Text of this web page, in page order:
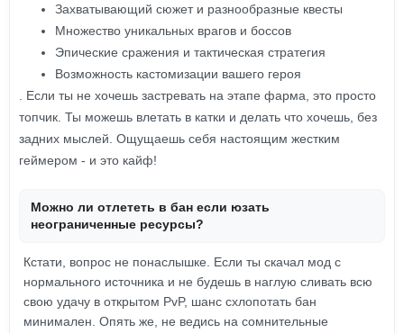
Захватывающий сюжет и разнообразные квесты
Множество уникальных врагов и боссов
Эпические сражения и тактическая стратегия
Возможность кастомизации вашего героя
. Если ты не хочешь застревать на этапе фарма, это просто
топчик. Ты можешь влетать в катки и делать что хочешь, без
задних мыслей. Ощущаешь себя настоящим жестким
геймером - и это кайф!
Можно ли отлететь в бан если юзать
неограниченные ресурсы?
Кстати, вопрос не понаслышке. Если ты скачал мод с
нормального источника и не будешь в наглую сливать всю
свою удачу в открытом PvP, шанс схлопотать бан
минимален. Опять же, не ведись на сомнительные